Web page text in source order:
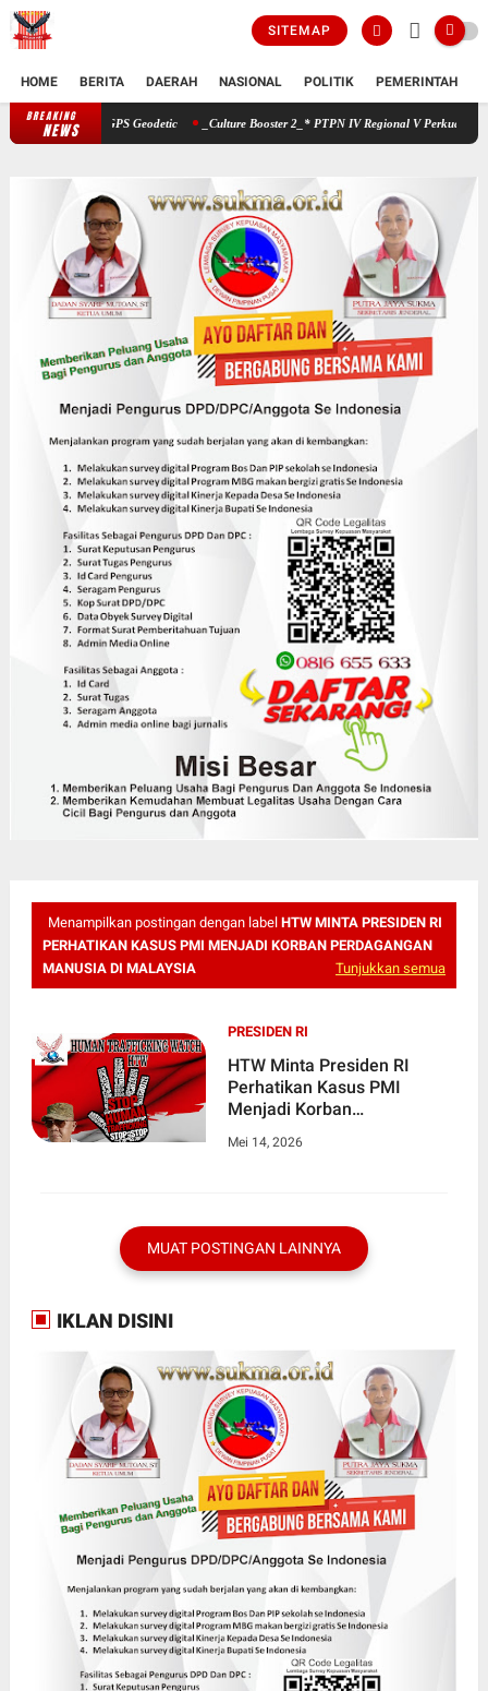
SITEMAP
HOME BERITA DAERAH NASIONAL POLITIK PEMERINTAH
BREAKING
NEWS PTPN IV Regional V Perkuat Pengelolaan Aset dengan GPS Geodetic
Menampilkan postingan dengan label HTW MINTA PRESIDEN RI
PERHATIKAN KASUS PMI MENJADI KORBAN PERDAGANGAN
MANUSIA DI MALAYSIA
Tunjukkan semua
PRESIDEN RI
HTW Minta Presiden RI
Perhatikan Kasus PMI
Menjadi Korban
Malaysia
Mei 14, 2026
MUAT POSTINGAN LAINNYA
IKLAN DISINI